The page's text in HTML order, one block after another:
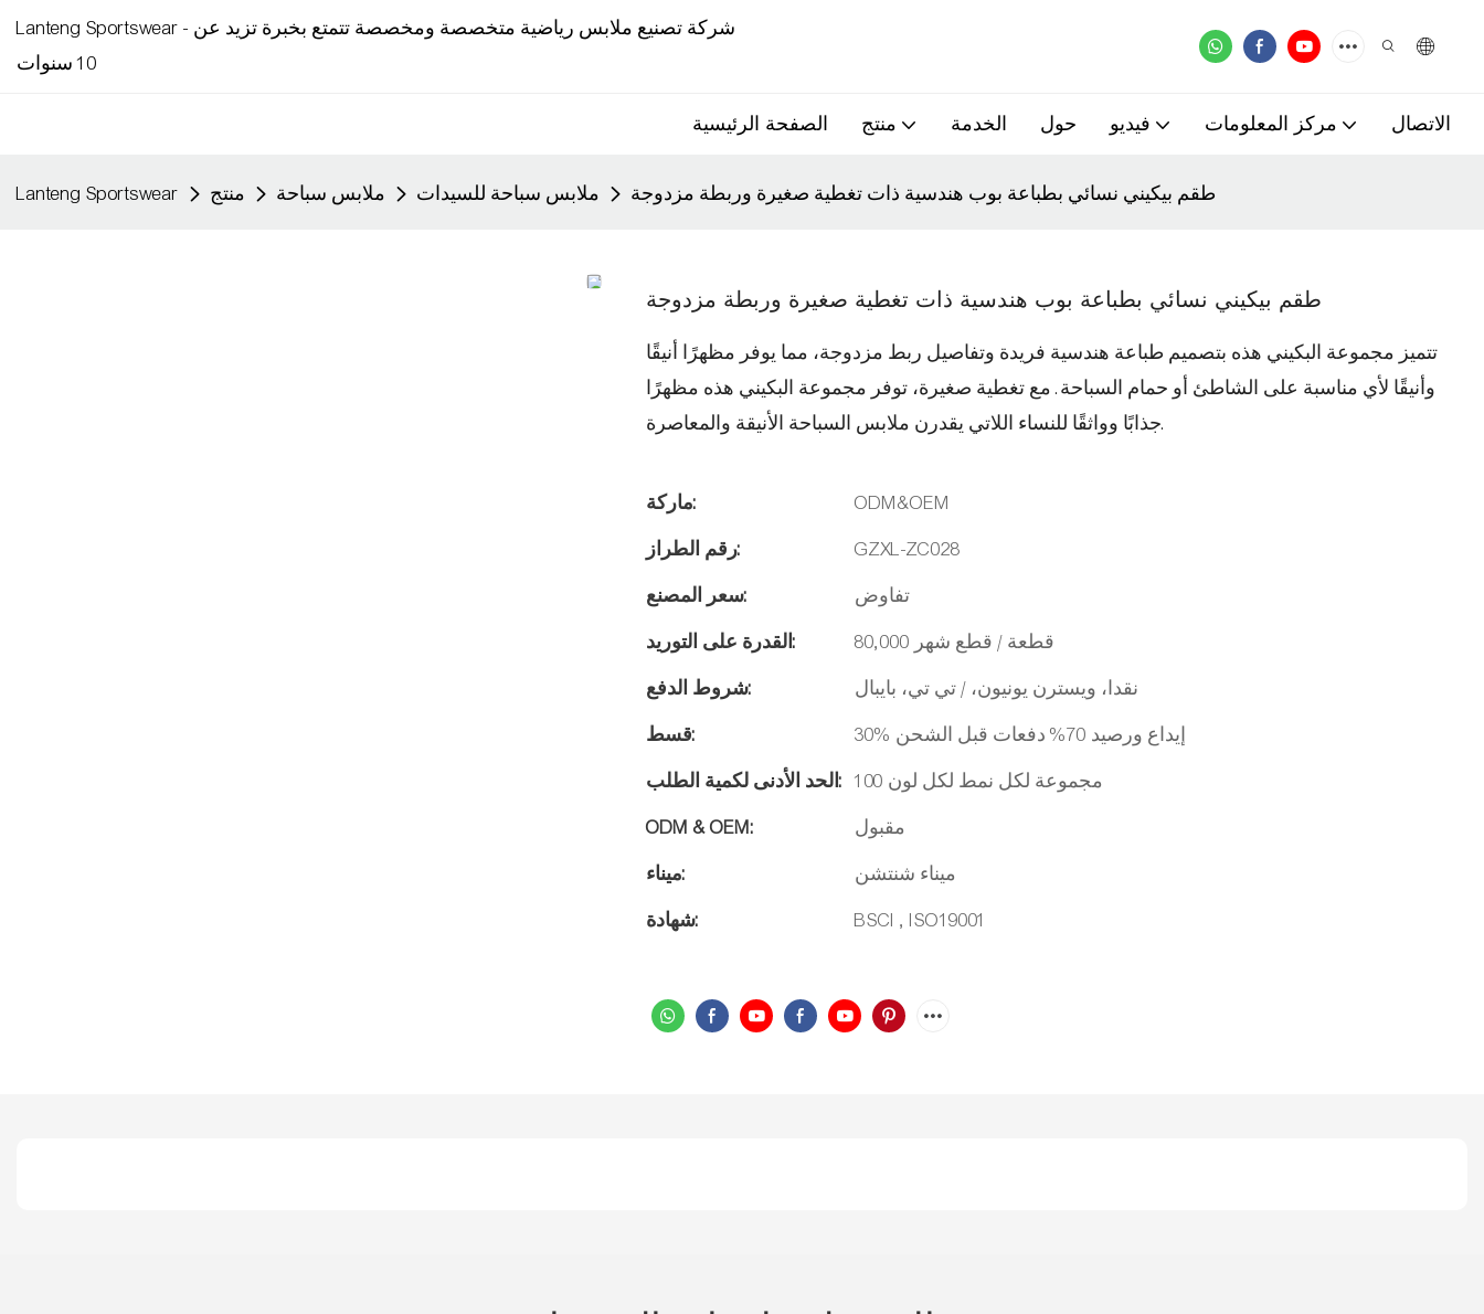
Lanteng Sportswear - شركة تصنيع ملابس رياضية متخصصة ومخصصة تتمتع بخبرة تزيد عن
10 سنوات
الصفحة الرئيسية منتج الخدمة حول فيديو مركز المعلومات الاتصال
Lanteng Sportswear منتج ملابس سباحة ملابس سباحة للسيدات طقم بيكيني نسائي بطباعة بوب هندسية ذات تغطية صغيرة وربطة مزدوجة
طقم بيكيني نسائي بطباعة بوب هندسية ذات تغطية صغيرة وربطة مزدوجة
تتميز مجموعة البكيني هذه بتصميم طباعة هندسية فريدة وتفاصيل ربط مزدوجة، مما يوفر مظهرًا أنيقًا
وأنيقًا لأي مناسبة على الشاطئ أو حمام السباحة. مع تغطية صغيرة، توفر مجموعة البكيني هذه مظهرًا
جذابًا وواثقًا للنساء اللاتي يقدرن ملابس السباحة الأنيقة والمعاصرة.
ماركة:
ODM&OEM
رقم الطراز:
GZXL-ZC028
سعر المصنع:
تفاوض
القدرة على التوريد:
80,000 قطعة / قطع شهر
شروط الدفع:
نقدا، ويسترن يونيون، / تي تي، بايبال
قسط:
30% إيداع ورصيد 70% دفعات قبل الشحن
الحد الأدنى لكمية الطلب:
100 مجموعة لكل نمط لكل لون
ODM & OEM:
مقبول
ميناء:
ميناء شنتشن
شهادة:
BSCI , ISO19001